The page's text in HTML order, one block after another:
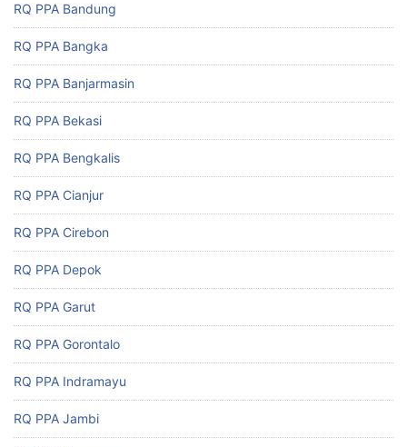
RQ PPA Bandung
RQ PPA Bangka
RQ PPA Banjarmasin
RQ PPA Bekasi
RQ PPA Bengkalis
RQ PPA Cianjur
RQ PPA Cirebon
RQ PPA Depok
RQ PPA Garut
RQ PPA Gorontalo
RQ PPA Indramayu
RQ PPA Jambi